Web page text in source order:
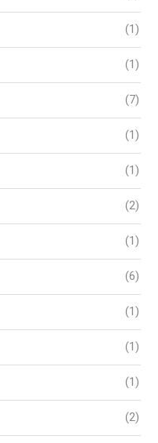
(1)
(1)
(7)
(1)
(1)
(2)
(1)
(6)
(1)
(1)
(1)
(2)